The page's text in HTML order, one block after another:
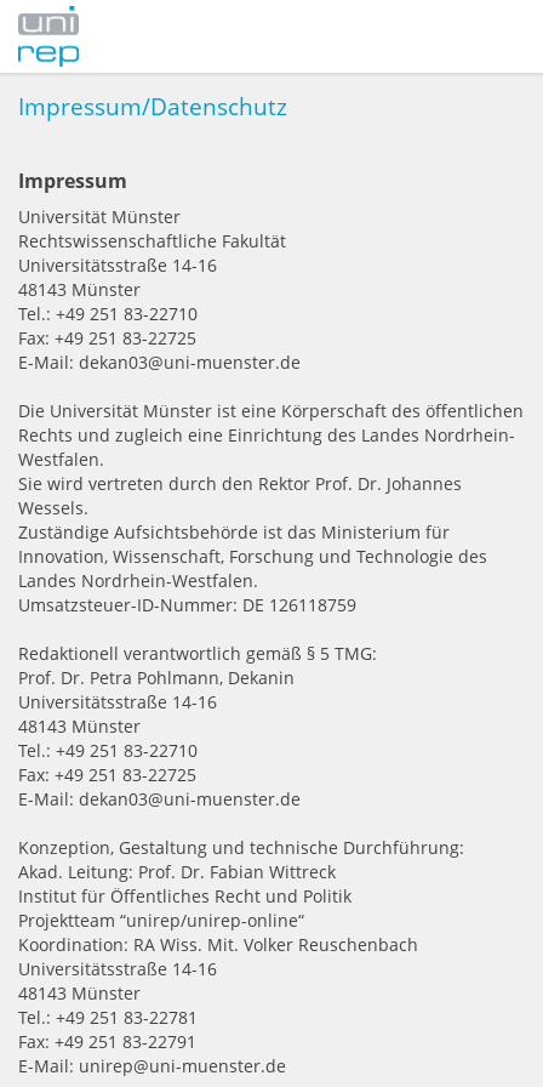
Impressum/Datenschutz
Impressum
Universität Münster
Rechtswissenschaftliche Fakultät
Universitätsstraße 14-16
48143 Münster
Tel.: +49 251 83-22710
Fax: +49 251 83-22725
E-Mail: dekan03@uni-muenster.de
Die Universität Münster ist eine Körperschaft des öffentlichen
Rechts und zugleich eine Einrichtung des Landes Nordrhein-
Westfalen.
Sie wird vertreten durch den Rektor Prof. Dr. Johannes
Wessels.
Zuständige Aufsichtsbehörde ist das Ministerium für
Innovation, Wissenschaft, Forschung und Technologie des
Landes Nordrhein-Westfalen.
Umsatzsteuer-ID-Nummer: DE 126118759
Redaktionell verantwortlich gemäß § 5 TMG:
Prof. Dr. Petra Pohlmann, Dekanin
Universitätsstraße 14-16
48143 Münster
Tel.: +49 251 83-22710
Fax: +49 251 83-22725
E-Mail: dekan03@uni-muenster.de
Konzeption, Gestaltung und technische Durchführung:
Akad. Leitung: Prof. Dr. Fabian Wittreck
Institut für Öffentliches Recht und Politik
Projektteam “unirep/unirep-online“
Koordination: RA Wiss. Mit. Volker Reuschenbach
Universitätsstraße 14-16
48143 Münster
Tel.: +49 251 83-22781
Fax: +49 251 83-22791
E-Mail: unirep@uni-muenster.de